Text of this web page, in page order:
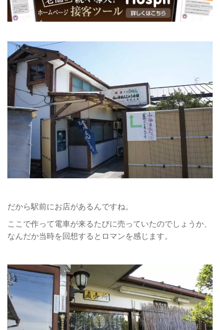
だから駅前にお店があるんですね。
ここで作って電車が来るたびに売っていたのでしょうか、
なんだか当時を回想するとロマンを感じます。